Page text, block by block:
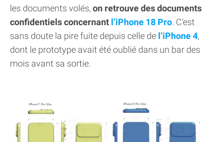
les documents volés,on retrouve des documents
confidentiels concernant l’iPhone 18 Pro. C’est
sans doute la pire fuite depuis celle de l’iPhone 4,
dont le prototype avait été oublié dans un bar des
mois avant sa sortie.